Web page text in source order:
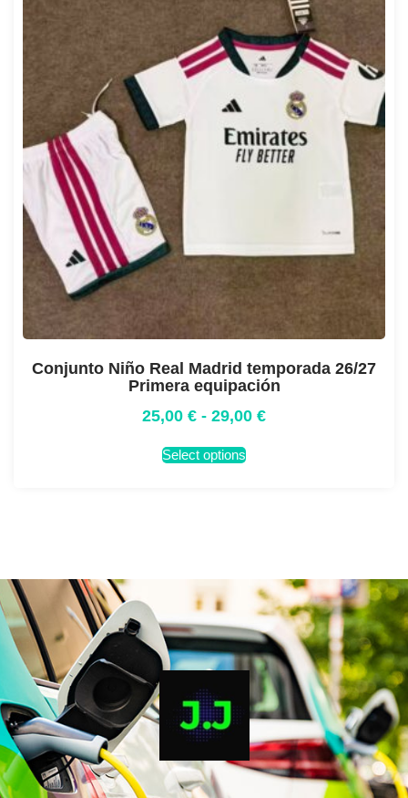
Conjunto Niño Real Madrid temporada 26/27
Primera equipación
25,00 € - 29,00 €
Select options